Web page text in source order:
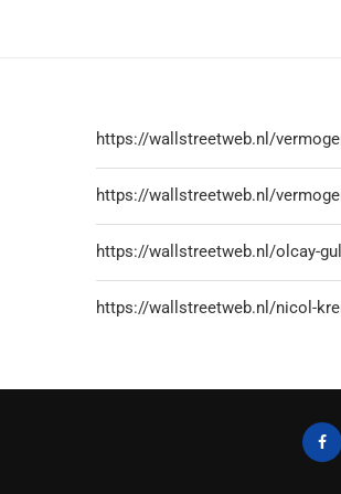
https://wallstreetweb.nl/
https://wallstreetweb.nl/
https://wallstreetweb.nl/olcay-
https://wallstreetweb.nl/nicol-